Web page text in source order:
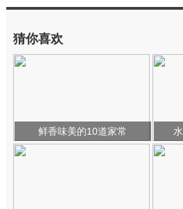
猜你喜欢
鲜香味美的10道家常